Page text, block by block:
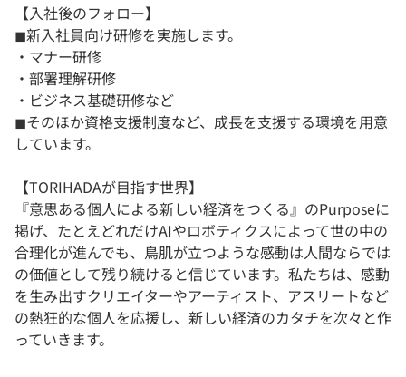
【入社後のフォロー】
◼︎新入社員向け研修を実施します。
・マナー研修
・部署理解研修
・ビジネス基礎研修など
◼︎そのほか資格支援制度など、成長を支援する環境を用意
しています。
【TORIHADAが目指す世界】
『意思ある個人による新しい経済をつくる』のPurposeに
掲げ、たとえどれだけAIやロボティクスによって世の中の
合理化が進んでも、鳥肌が立つような感動は人間ならでは
の価値として残り続けると信じています。私たちは、感動
を生み出すクリエイターやアーティスト、アスリートなど
の熱狂的な個人を応援し、新しい経済のカタチを次々と作
っていきます。